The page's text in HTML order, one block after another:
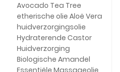
Avocado Tea Tree
etherische olie Aloë Vera
huidverzorgingsolie
Hydraterende Castor
Huidverzorging
Biologische Amandel